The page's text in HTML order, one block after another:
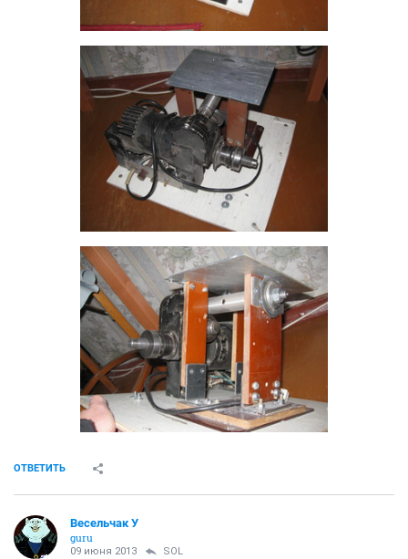
ОТВЕТИТЬ
Весельчак У
guru
09 июня 2013 SOL